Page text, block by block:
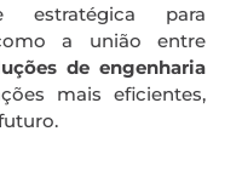
estratégica para
a união entre
de engenharia
mais eficientes,